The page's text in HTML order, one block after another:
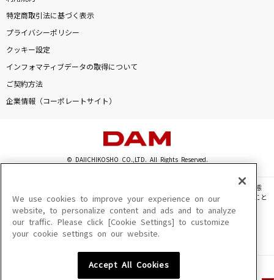
特定商取引法に基づく表示
プライバシーポリシー
クッキー設定
インフォマティブデータの取得について
ご契約方法
企業情報（コーポレートサイト）
© DAIICHIKOSHO CO.,LTD. All Rights Reserved.
このサイトに掲載されている一切の文章・画像・写真・動画・音声等を、手段や形態
を問わず、著作権法の定める範囲を超えて無断で複製、転載、ファイル化などすること
を禁じます。
楽曲及びコンテンツは、機種によりご利用いただけない場合があります。
楽曲及びコンテンツの配信日、配信内容が変更になる場合があります。
We use cookies to improve your experience on our
website, to personalize content and ads and to analyze
our traffic. Please click [Cookie Settings] to customize
your cookie settings on our website.
Accept All Cookies